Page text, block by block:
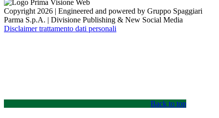
Copyright 2026 | Engineered and powered by Gruppo Spaggiari
Parma S.p.A. | Divisione Publishing & New Social Media
Disclaimer trattamento dati personali
Back to top